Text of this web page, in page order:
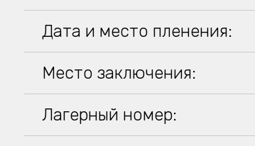
Дата и место пленения:
Место заключения:
Лагерный номер: